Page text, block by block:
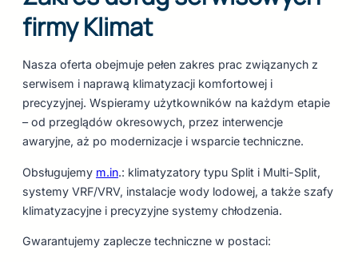
firmy Klimat
Nasza oferta obejmuje pełen zakres prac związanych z
serwisem i naprawą klimatyzacji komfortowej i
precyzyjnej. Wspieramy użytkowników na każdym etapie
– od przeglądów okresowych, przez interwencje
awaryjne, aż po modernizacje i wsparcie techniczne.
Obsługujemy m.in.: klimatyzatory typu Split i Multi-Split,
systemy VRF/VRV, instalacje wody lodowej, a także szafy
klimatyzacyjne i precyzyjne systemy chłodzenia.
Gwarantujemy zaplecze techniczne w postaci: